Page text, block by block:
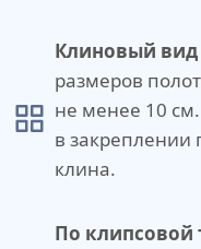
Клиновый вид
размеров
не менее 10
в закреплении
клина.
По клипсовой